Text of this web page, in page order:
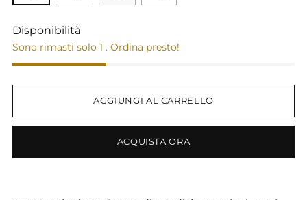
Disponibilità
Sono rimasti solo 1 . Ordina presto!
AGGIUNGI AL CARRELLO
ACQUISTA ORA